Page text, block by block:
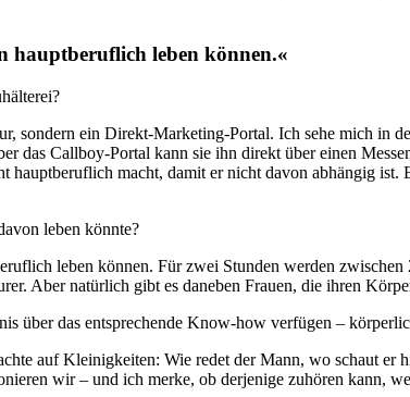
hauptberuflich leben können.«
sondern ein Direkt-Marketing-Portal. Ich sehe mich in
das Callboy-Portal kann sie ihn direkt über einen
macht, damit er nicht davon abhängig
leben könnte?
leben können. Für zwei Stunden werden
Aber natürlich gibt es daneben Frauen, die ihren
über das entsprechende Know-how verfügen –
auf Kleinigkeiten: Wie redet der Mann, wo schaut
wir – und ich merke, ob derjenige zuhören kann,